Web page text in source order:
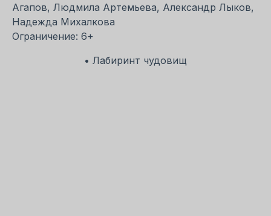
Агапов, Людмила Артемьева, Александр Лыков,
Надежда Михалкова
Ограничение: 6+
• Лабиринт чудовищ